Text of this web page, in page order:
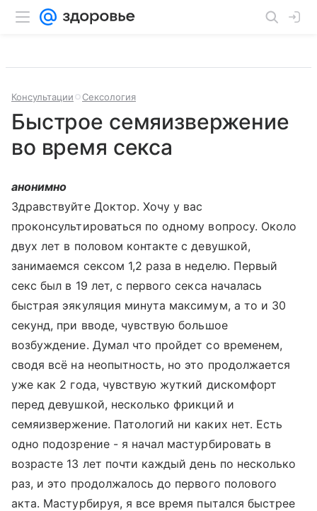
Консультации Сексология
Быстрое семяизвержение
во время секса
анонимно
Здравствуйте Доктор. Хочу у вас
проконсультироваться по одному вопросу. Около
двух лет в половом контакте с девушкой,
занимаемся сексом 1,2 раза в неделю. Первый
секс был в 19 лет, с первого секса началась
быстрая эякуляция минута максимум, а то и 30
секунд, при вводе, чувствую большое
возбуждение. Думал что пройдет со временем,
сводя всё на неопытность, но это продолжается
уже как 2 года, чувствую жуткий дискомфорт
перед девушкой, несколько фрикций и
семяизвержение. Патологий ни каких нет. Есть
одно подозрение - я начал мастурбировать в
возрасте 13 лет почти каждый день по несколько
раз, и это продолжалось до первого полового
акта. Мастурбируя, я все время пытался быстрее